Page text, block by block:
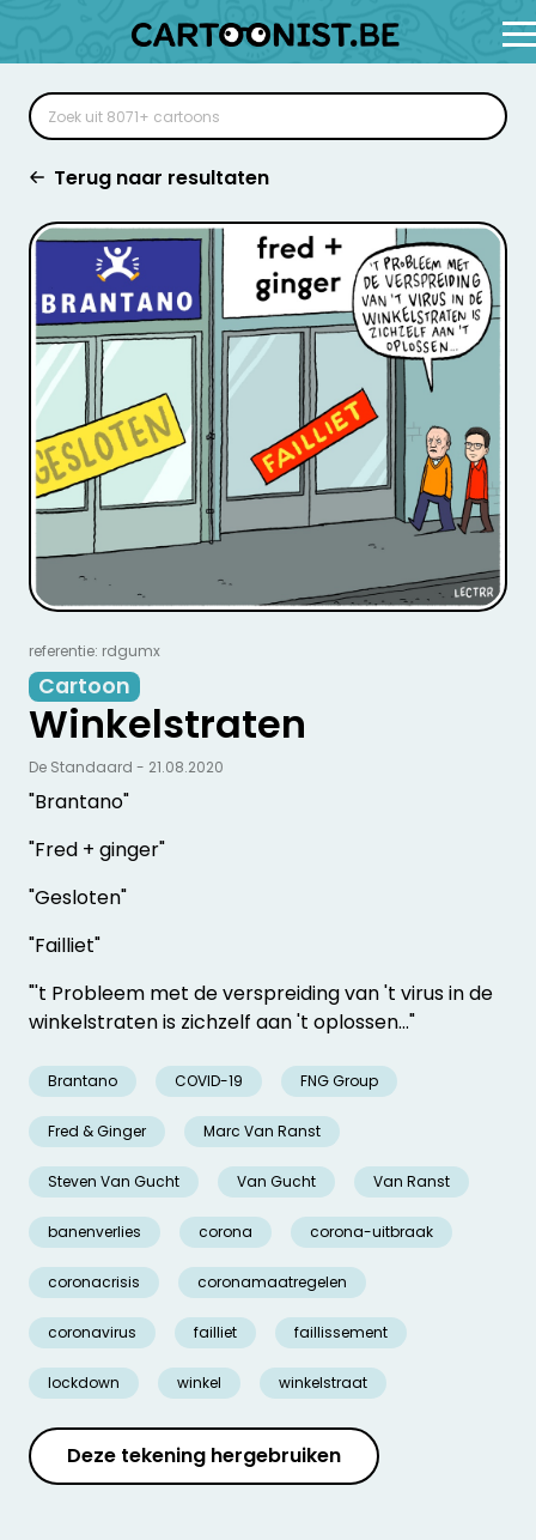
Terug naar resultaten
referentie: rdgumx
Cartoon
Winkelstraten
"Brantano"
"Fred + ginger"
"Gesloten"
"Failliet"
"'t Probleem met de verspreiding van 't virus in de
winkelstraten is zichzelf aan 't oplossen..."
Brantano COVID-19 FNG Group
Fred & Ginger Marc Van Ranst
Steven Van Gucht Van Gucht Van Ranst
banenverlies corona corona-uitbraak
coronacrisis coronamaatregelen
coronavirus failliet faillissement
lockdown winkel winkelstraat
De Standaard - 21.08.2020
Deze tekening hergebruiken